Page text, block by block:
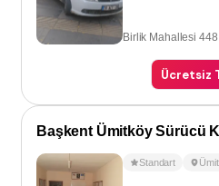
Birlik Mahallesi
Ücretsiz
Başkent Ümitköy Sürücü
Standart